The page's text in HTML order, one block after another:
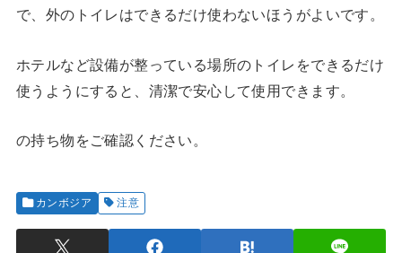
で、外のトイレはできるだけ使わないほうがよいです。
ホテルなど設備が整っている場所のトイレをできるだけ
使うようにすると、清潔で安心して使用できます。
の持ち物をご確認ください。
カンボジア 注意